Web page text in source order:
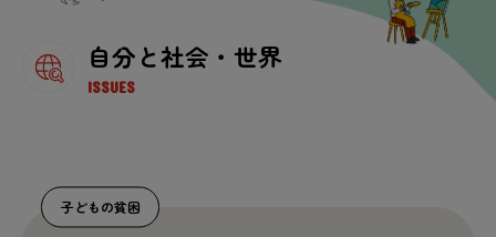
自分と社会 ・ 世界
ISSUES
子どもの貧困